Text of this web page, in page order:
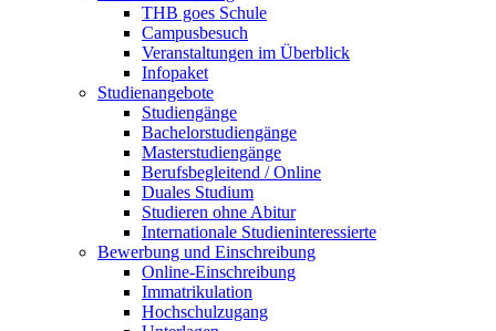
THB goes Schule
Campusbesuch
Veranstaltungen im Überblick
Infopaket
Studienangebote
Studiengänge
Bachelorstudiengänge
Masterstudiengänge
Berufsbegleitend / Online
Duales Studium
Studieren ohne Abitur
Internationale Studieninteressierte
Bewerbung und Einschreibung
Online-Einschreibung
Immatrikulation
Hochschulzugang